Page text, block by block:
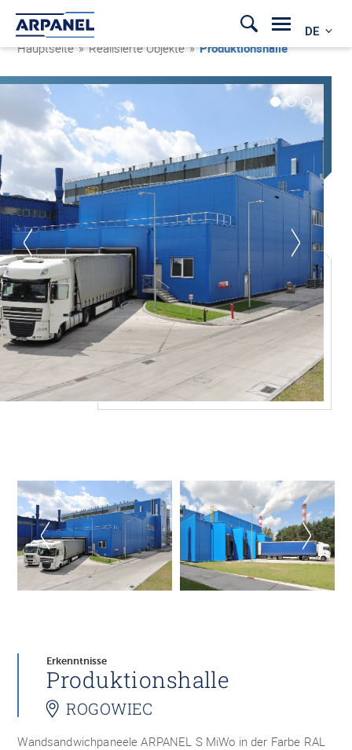
DE
Hauptseite » Realisierte Objekte »Produktionshalle
Erkenntnisse
Produktionshalle
ROGOWIEC
Wandsandwichpaneele ARPANEL S MiWo in der Farbe RAL